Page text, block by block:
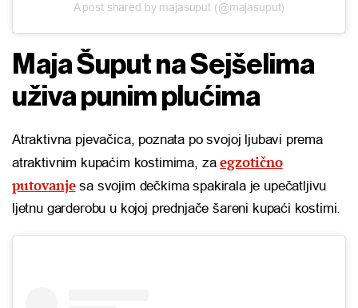
A post shared by majasuput (@majasuput)
Maja Šuput na Sejšelima
uživa punim plućima
Atraktivna pjevačica, poznata po svojoj ljubavi prema
atraktivnim kupaćim kostimima, zaegzotično
putovanjesa svojim dečkima spakirala je upečatljivu
ljetnu garderobu u kojoj prednjače šareni kupaći kostimi.